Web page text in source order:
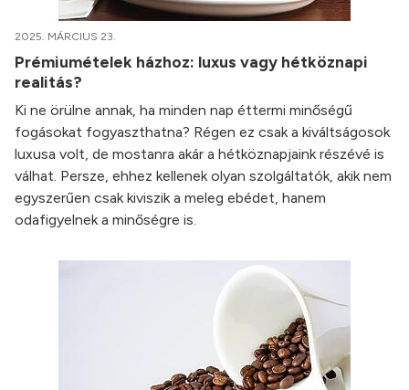
2025. MÁRCIUS 23.
Prémiumételek házhoz: luxus vagy hétköznapi
realitás?
Ki ne örülne annak, ha minden nap éttermi minőségű
fogásokat fogyaszthatna? Régen ez csak a kiváltságosok
luxusa volt, de mostanra akár a hétköznapjaink részévé is
válhat. Persze, ehhez kellenek olyan szolgáltatók, akik nem
egyszerűen csak kiviszik a meleg ebédet, hanem
odafigyelnek a minőségre is.